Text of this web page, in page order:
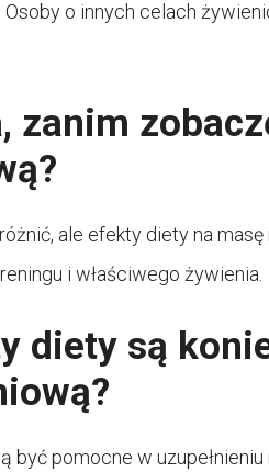
o innych celach
zanim
ale efekty diety na
i właściwego żywienia.
diety są
być pomocne w